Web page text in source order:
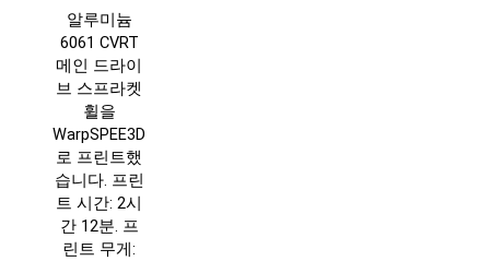
알루미늄
6061 CVRT
메인 드라이
브 스프라켓
휠을
WarpSPEE3D
로 프린트했
습니다. 프린
트 시간: 2시
간 12분. 프
린트 무게: